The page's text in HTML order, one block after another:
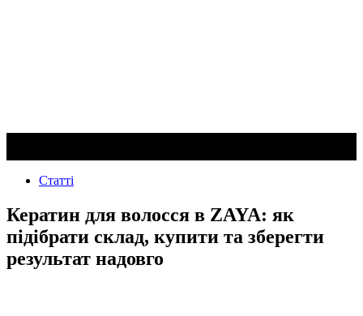
Статті
Кератин для волосся в ZAYA: як
підібрати склад, купити та зберегти
результат надовго